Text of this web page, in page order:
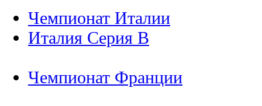
Чемпионат Италии
Италия Серия B
Чемпионат Франции